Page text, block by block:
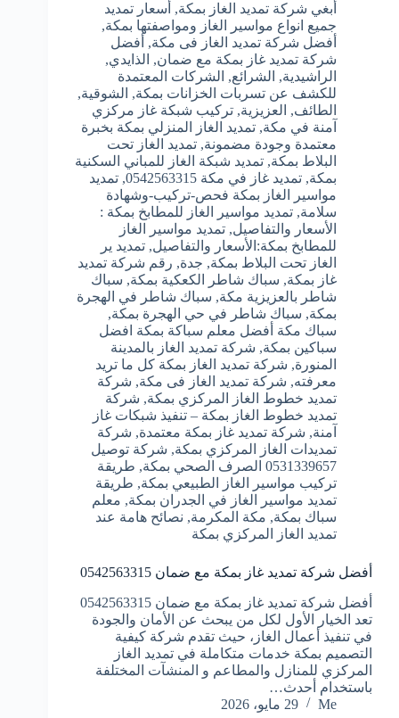
أبغي شركة تمديد الغاز بمكة, أسعار تمديد
جميع انواع مواسير الغاز ومواصفتها بمكة,
أفضل شركة تمديد الغاز فى مكة, أفضل
شركة تمديد غاز بمكة مع ضمان, الذايدي,
الراشيدية, الشرائع, الشركات المعتمدة
للكشف عن تسربات الخزانات بمكة, الشوقية,
الطائف, العزيزية, تركيب شبكة غاز مركزي
آمنة في مكة, تمديد الغاز المنزلي بمكة بخبرة
معتمدة وجودة مضمونة, تمديد الغاز تحت
البلاط بمكة, تمديد شبكة الغاز للمباني السكنية
بمكة, تمديد غاز في مكة 0542563315 , تمديد
مواسير الغاز بمكة فحص-تركيب-وشهادة
سلامة, تمديد مواسير الغاز للمطابخ بمكة :
الأسعار والتفاصيل, تمديد مواسير الغاز
للمطابخ بمكة:الأسعار والتفاصيل, تمديد ير
الغاز تحت البلاط بمكة, جدة, رقم شركة تمديد
غاز بمكة, سباك شاطر الكعكية بمكة, سباك
شاطر بالعزيزية مكة, سباك شاطر في الهجرة
بمكة, سباك شاطر في حي الهجرة بمكة,
سباك مكة أفضل معلم سباكة بمكة افضل
سباكين بمكة, شركة تمديد الغاز بالمدينة
المنورة, شركة تمديد الغاز بمكة كل ما تريد
معرفته, شركة تمديد الغاز فى مكة, شركة
تمديد خطوط الغاز المركزي بمكة, شركة
تمديد خطوط الغاز بمكة – تنفيذ شبكات غاز
آمنة, شركة تمديد غاز بمكة معتمدة, شركة
تمديدات الغاز المركزي بمكة, شركة توصيل
0531339657 الصرف الصحي بمكة
, طريقة
تركيب مواسير الغاز الطبيعي بمكة, طريقة
تمديد مواسير الغاز في الجدران بمكة, معلم
سباك بمكة, مكة المكرمة, نصائح هامة عند
تمديد الغاز المركزي بمكة
أفضل شركة تمديد غاز بمكة مع ضمان 0542563315
أفضل شركة تمديد غاز بمكة مع ضمان 0542563315
تعد الخيار الأول لكل من يبحث عن الأمان والجودة
في تنفيذ أعمال الغاز، حيث تقدم شركة كيفية
التصميم بمكة خدمات متكاملة في تمديد الغاز
المركزي للمنازل والمطاعم و المنشآت المختلفة
باستخدام أحدث…
Me
29 مايو، 2026